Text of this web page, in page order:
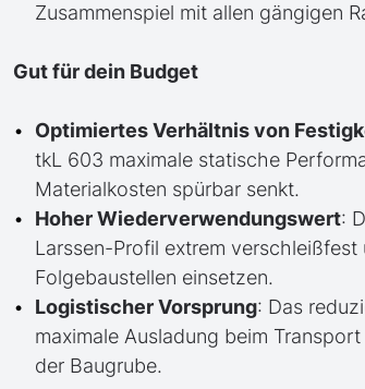
Zusammenspiel mit allen gängigen
Gut für dein Budget
Optimiertes Verhältnis von
tkL 603 maximale statische
Materialkosten spürbar senkt.
Hoher Wiederverwendungswert:
Larssen-Profil extrem
Folgebaustellen einsetzen.
Logistischer Vorsprung: Das
maximale Ausladung beim
der Baugrube.